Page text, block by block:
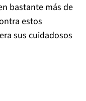
bastante más de
estos
sus cuidadosos